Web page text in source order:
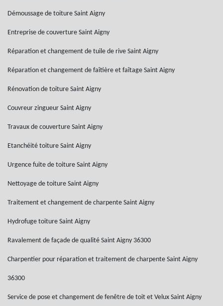
Démoussage de toiture Saint Aigny
Entreprise de couverture Saint Aigny
Réparation et changement de tuile de rive Saint Aigny
Réparation et changement de faîtière et faîtage Saint Aigny
Rénovation de toiture Saint Aigny
Couvreur zingueur Saint Aigny
Travaux de couverture Saint Aigny
Etanchéité toiture Saint Aigny
Urgence fuite de toiture Saint Aigny
Nettoyage de toiture Saint Aigny
Traitement et changement de charpente Saint Aigny
Hydrofuge toiture Saint Aigny
Ravalement de façade de qualité Saint Aigny 36300
Charpentier pour réparation et traitement de charpente Saint Aigny
36300
Service de pose et changement de fenêtre de toit et Velux Saint Aigny